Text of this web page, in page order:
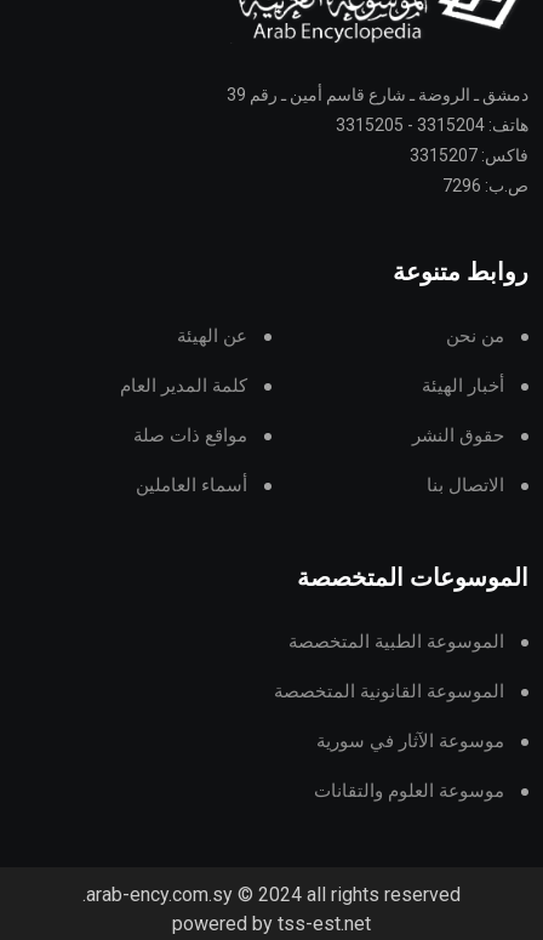
دمشق ـ الروضة ـ شارع قاسم أمين ـ رقم 39
هاتف: 3315204 - 3315205
فاكس: 3315207
ص.ب: 7296
روابط متنوعة
من نحن عن الهيئة
أخبار الهيئة كلمة المدير العام
حقوق النشر مواقع ذات صلة
الاتصال بنا أسماء العاملين
الموسوعات المتخصصة
الموسوعة الطبية المتخصصة
الموسوعة القانونية المتخصصة
موسوعة الآثار في سورية
موسوعة العلوم والتقانات
arab-ency.com.sy © 2024 all rights reserved.
powered by tss-est.net